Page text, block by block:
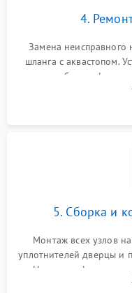
4.
Замена неисправного
шланга с аквастопом.
патрубках и
управления,
5. Сборка и
Монтаж всех узлов
уплотнителей дверцы и
Надежная фиксация
сборка корпуса